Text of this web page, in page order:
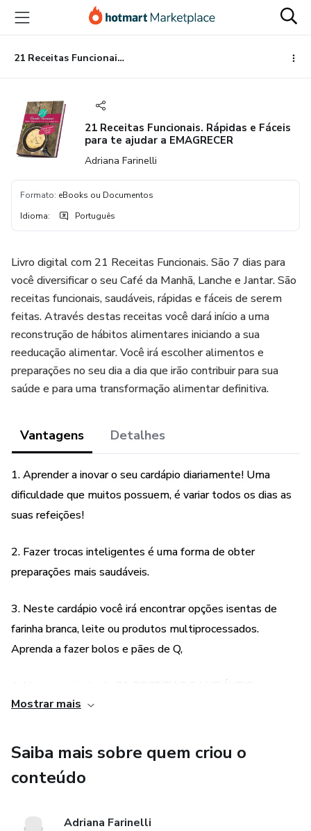
para
conteúdo
principal
para
pagamento
para
rodapé
21 Receitas Funcionais. Rápidas e Fáceis para te ajudar a EMAGRECER
21 Receitas Funcionais. Rápidas e Fáceis
para te ajudar a EMAGRECER
Adriana Farinelli
Formato: eBooks ou Documentos
Idioma: Português
Livro digital com 21 Receitas Funcionais. São 7 dias para
você diversificar o seu Café da Manhã, Lanche e Jantar. São
receitas funcionais, saudáveis, rápidas e fáceis de serem
feitas. Através destas receitas você dará início a uma
reconstrução de hábitos alimentares iniciando a sua
reeducação alimentar. Você irá escolher alimentos e
preparações no seu dia a dia que irão contribuir para sua
saúde e para uma transformação alimentar definitiva.
Vantagens Detalhes
1. Aprender a inovar o seu cardápio diariamente! Uma
dificuldade que muitos possuem, é variar todos os dias as
suas refeições!
2. Fazer trocas inteligentes é uma forma de obter
preparações mais saudáveis.
3. Neste cardápio você irá encontrar opções isentas de
farinha branca, leite ou produtos multiprocessados.
Aprenda a fazer bolos e pães de Q,
FUNCIONAIS VOCÊ irá experimentar receitas super
5. E também vou ajudar você:
DÃO CERTO!
Mostrar mais
Saiba mais sobre quem criou o
conteúdo
Adriana Farinelli